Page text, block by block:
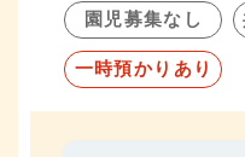
園児募集なし
一時預かりあり